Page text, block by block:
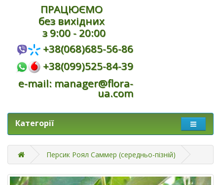
ПРАЦЮЄМО
без вихідних
з 9:00 - 20:00
+38(068)685-56-86
+38(099)525-84-39
e-mail: manager@flora-
ua.com
Категорії
Персик Роял Саммер (середньо-пізній)